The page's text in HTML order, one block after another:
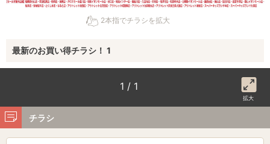
2本指でチラシを拡大
最新のお買い得チラシ！ 1
1 / 1
拡大
チラシ